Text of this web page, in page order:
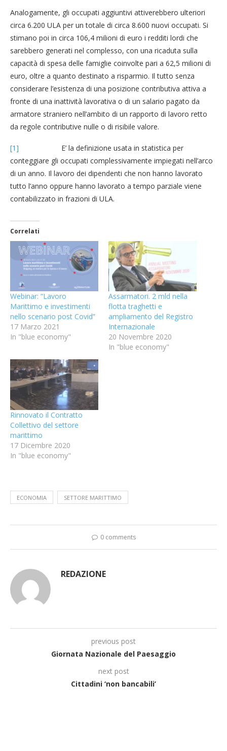
Analogamente, gli occupati aggiuntivi attiverebbero ulteriori
circa 6.200 ULA per un totale di circa 8.600 nuovi occupati. Si
stimano poi in circa 106,4 milioni di euro i redditi lordi che
sarebbero generati nel complesso, con una ricaduta sulla
capacità di spesa delle famiglie coinvolte pari a 62,5 milioni di
euro, oltre a quanto destinato a risparmio. Il tutto senza
considerare l’esistenza di una posizione contributiva attiva a
fronte di una inattività lavorativa o di un salario pagato da
armatore straniero nell’ambito di un rapporto di lavoro retto
da regole contributive nulle o di risibile valore.
[1] E’ la definizione usata in statistica per
conteggiare gli occupati complessivamente impiegati nell’arco
di un anno. Il lavoro dei dipendenti che non hanno lavorato
tutto l’anno oppure hanno lavorato a tempo parziale viene
contabilizzato in frazioni di ULA.
Correlati
Webinar: “Lavoro
Marittimo e investimenti
nello scenario post Covid”
17 Marzo 2021
In "blue economy"
Assarmatori. 2 mld nella
flotta traghetti e
ampliamento del Registro
Internazionale
20 Novembre 2020
In "blue economy"
Rinnovato il Contratto
Collettivo del settore
marittimo
17 Dicembre 2020
In "blue economy"
ECONOMIA SETTORE MARITTIMO
0 comments
REDAZIONE
previous post
Giornata Nazionale del Paesaggio
next post
Cittadini ‘non bancabili’